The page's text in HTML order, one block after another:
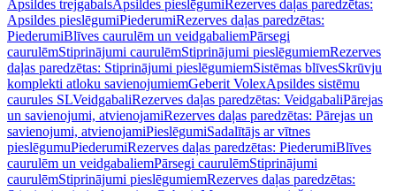
Apsildes trejgabalsApsildes pieslēgumiRezerves daļas paredzētas:
Apsildes pieslēgumiPiederumiRezerves daļas paredzētas:
PiederumiBlīves caurulēm un veidgabaliemPārsegi
caurulēmStiprinājumi caurulēmStiprinājumi pieslēgumiemRezerves
daļas paredzētas: Stiprinājumi pieslēgumiemSistēmas blīvesSkrūvju
komplekti atloku savienojumiemGeberit VolexApsildes sistēmu
caurules SLVeidgabaliRezerves daļas paredzētas: VeidgabaliPārejas
un savienojumi, atvienojamiRezerves daļas paredzētas: Pārejas un
savienojumi, atvienojamiPieslēgumiSadalītājs ar vītnes
pieslēgumuPiederumiRezerves daļas paredzētas: PiederumiBlīves
caurulēm un veidgabaliemPārsegi caurulēmStiprinājumi
caurulēmStiprinājumi pieslēgumiemRezerves daļas paredzētas: